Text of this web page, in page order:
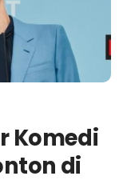
Komedi
di